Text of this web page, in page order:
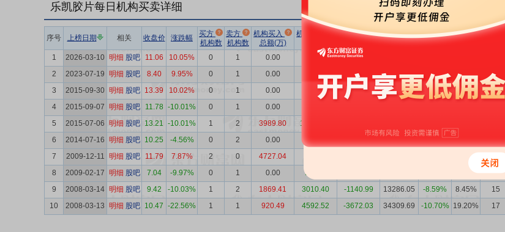
乐凯胶片每日机构买卖详细
序号 上榜日期 相关 收盘价 涨跌幅
买方
机构数
卖方
机构数
机构买入
总额(万)
机构卖出
机构买入
市场总
成交额(万)
净买额占
总成交比
换手率
流通
1 2026-03-10 明细 股吧 11.06 10.05% 0 1 0.00 1639.66 -1639.66
2
2023-07-19 明细 股吧 8.40 9.95% 0 1 0.00 723.92 -723.92 54536.91 -1.33% 11.87% 46
3
2015-09-30 明细 股吧 13.39 10.02% 0 1 0.00 3532.21 -3532.21 98514.17 -3.59% 16.65% 46
4
2015-09-07 明细 股吧 11.78 -10.01% 0 1 0.00
5
2015-07-06 明细 股吧 13.21 -10.01% 1 2 3989.80 16710.60
6
2014-07-16 明细 股吧 10.25 -4.56% 0 2 0.00 5877.98 -9.57% 16.26%
7
2009-12-11 明细 股吧 11.79 7.87% 2 0 4727.04 8.79% 25
8
2009-02-17 明细 股吧 7.04 -9.97% 0 1 0.00 732.19 10.35% 12
9
2008-03-14 明细 股吧 9.42 -10.03% 1 2 1869.41 3010.40 -1140.99 13286.05 -8.59% 8.45% 15
10
2008-03-13 明细 股吧 10.47 -22.56% 1 1 920.49 4592.52 -3672.03 34309.69 -10.70% 19.20% 17